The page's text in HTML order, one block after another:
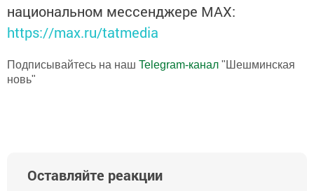
национальном мессенджере MАХ:
https://max.ru/tatmedia
Подписывайтесь на наш Telegram-канал "Шешминская
новь"
Оставляйте реакции